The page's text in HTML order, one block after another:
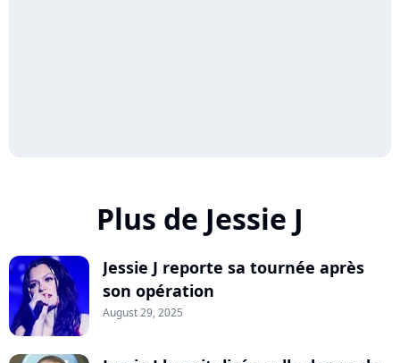
Plus de Jessie J
Jessie J reporte sa tournée après
son opération
August 29, 2025